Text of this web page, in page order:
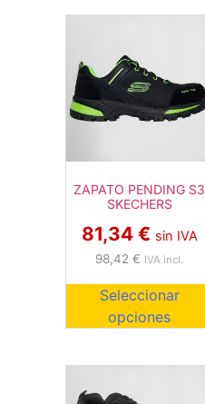
ZAPATO PENDING S3
SKECHERS
81,34 € sin IVA
98,42€ IVA incl.
Seleccionar
opciones